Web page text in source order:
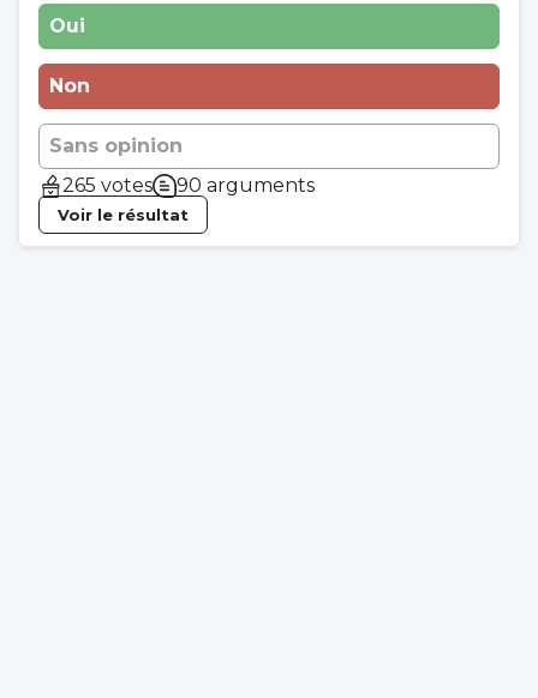
Oui
Non
Sans opinion
265 votes
90 arguments
Voir le résultat